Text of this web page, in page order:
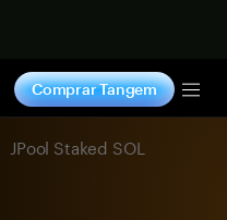
Comprar Tangem
JPool Staked SOL